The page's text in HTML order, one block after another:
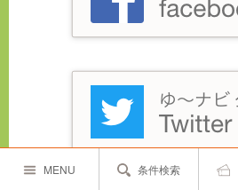
MENU 条件検索